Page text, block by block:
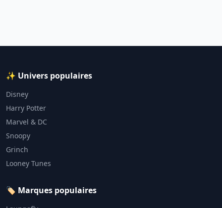
✨ Univers populaires
Disney
Harry Potter
Marvel & DC
Snoopy
Grinch
Looney Tunes
🏷️ Marques populaires